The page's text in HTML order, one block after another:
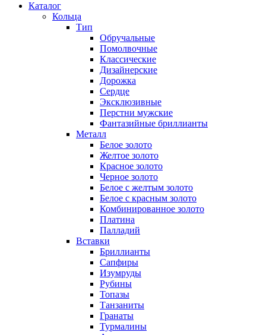
Каталог
Кольца
Тип
Обручальные
Помолвочные
Классические
Дизайнерские
Дорожка
Сердце
Эксклюзивные
Перстни мужские
Фантазийные бриллианты
Металл
Белое золото
Желтое золото
Красное золото
Черное золото
Белое с желтым золото
Белое с красным золото
Комбинированное золото
Платина
Палладий
Вставки
Бриллианты
Сапфиры
Изумруды
Рубины
Топазы
Танзаниты
Гранаты
Турмалины